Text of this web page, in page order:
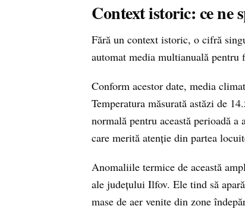
Context istoric: ce ne
Fără un context istoric, o cifră
automat media multianuală
Conform acestor date, media
Temperatura măsurată astăzi de
normală pentru această perioadă
care merită atenție din partea
Anomaliile termice de această
ale județului Ilfov. Ele tind să
mase de aer venite din zone